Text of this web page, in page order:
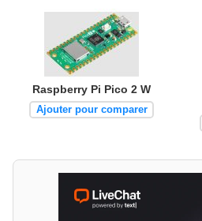
Raspberry Pi Pico 2 W
Ajouter pour comparer